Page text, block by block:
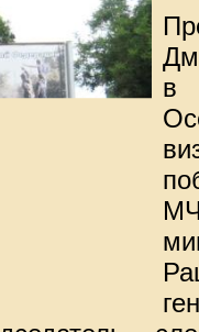
в